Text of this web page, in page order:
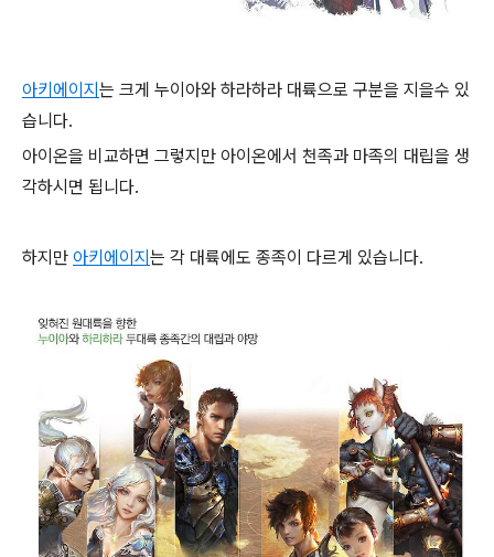
아키에이지 는 크게 누이아와 하라하라 대륙으로 구분을 지을수 있
습니다.
아이온을 비교하면 그렇지만 아이온에서 천족과 마족의 대립을 생
각하시면 됩니다.
하지만 아키에이지 는 각 대륙에도 종족이 다르게 있습니다.